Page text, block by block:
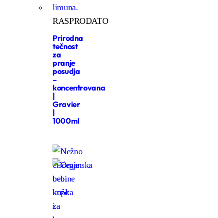
RASPRODATO
Prirodna
tečnost
za
pranje
posudja
–
koncentrovana
|
Gravier
|
1000ml